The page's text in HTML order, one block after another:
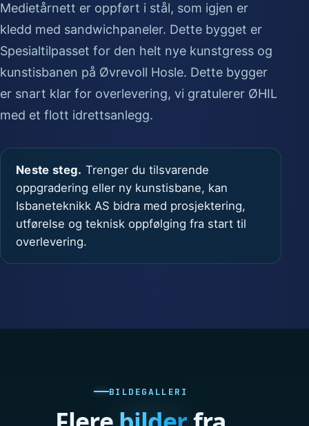
Medietårnett er oppført i stål, som igjen er
kledd med sandwichpaneler. Dette bygget er
Spesialtilpasset for den helt nye kunstgress og
kunstisbanen på Øvrevoll Hosle. Dette bygger
er snart klar for overlevering, vi gratulerer ØHIL
med et flott idrettsanlegg.
Neste steg. Trenger du tilsvarende
oppgradering eller ny kunstisbane, kan
Isbaneteknikk AS bidra med prosjektering,
utførelse og teknisk oppfølging fra start til
overlevering.
BILDEGALLERI